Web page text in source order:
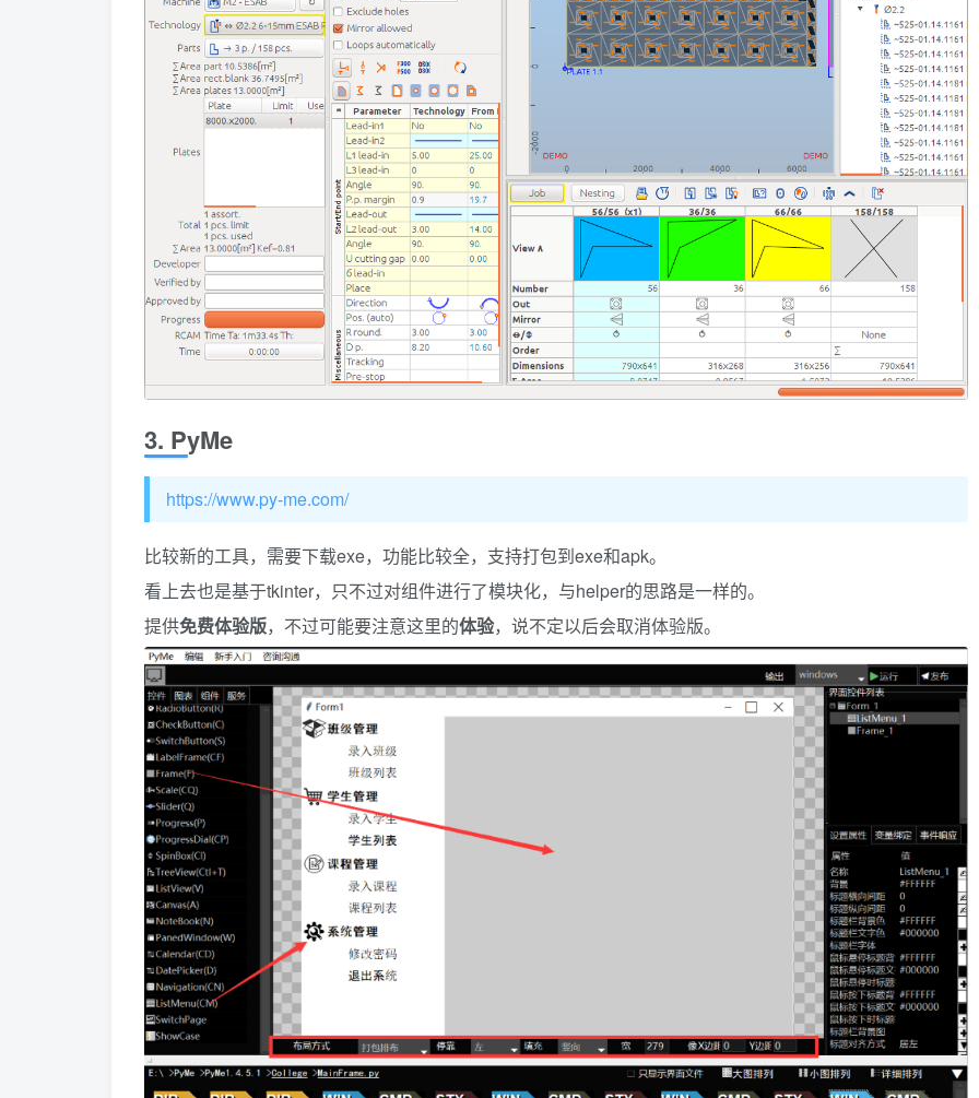
3. PyMe
https://www.py-me.com/
比较新的工具，需要下载exe，功能比较全，支持打包到exe和apk。
看上去也是基于tkinter，只不过对组件进行了模块化，与helper的思路是一样的。
提供免费体验版，不过可能要注意这里的体验，说不定以后会取消体验版。